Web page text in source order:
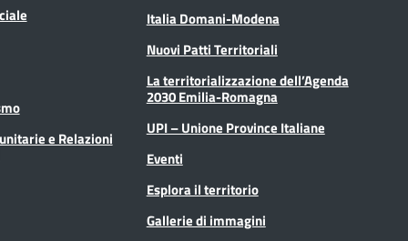
e Relazioni
Italia Domani-Modena
Nuovi Patti Territoriali
La territorializzazione dell’Agenda
2030 Emilia-Romagna
UPI – Unione Province Italiane
Eventi
Esplora il territorio
Gallerie di immagini